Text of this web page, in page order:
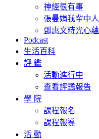
神經很有事
張曼娟我輩中人
鄧惠文時光心蘊
Podcast
生活百科
評 鑑
活動進行中
查看評鑑報告
學 院
課程報名
課程報導
活 動